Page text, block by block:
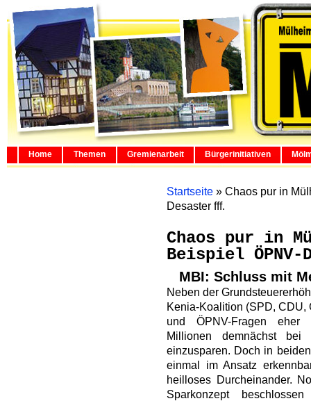
Home Themen Gremienarbeit Bürgerinitiativen
Startseite » Chaos pur in
Desaster fff.
Chaos pur in
Beispiel
MBI: Schluss mit
Neben der
Kenia-Koalition (SPD, CDU,
und ÖPNV-Fragen eher
Millionen demnächst
einzusparen. Doch in
einmal im Ansatz
heilloses Durcheinander.
Sparkonzept